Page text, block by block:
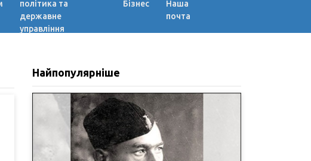
політика та
державне
управління
Бізнес
Наша
почта
Найпопулярніше